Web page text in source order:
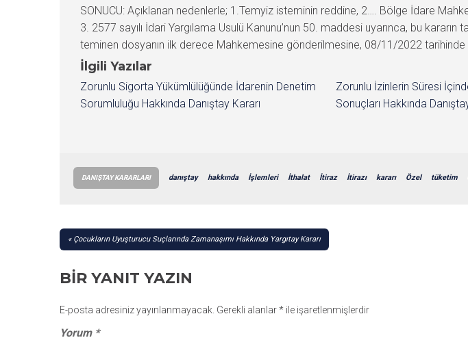
SONUCU: Açıklanan nedenlerle; 1.Temyiz isteminin reddine, 2…. Bölge İdare
3. 2577 sayılı İdari Yargılama Usulü Kanunu’nun 50. maddesi uyarınca, bu
teminen dosyanın ilk derece Mahkemesine gönderilmesine, 08/11/2022
İlgili Yazılar
Zorunlu Sigorta Yükümlülüğünde İdarenin Denetim
Sorumluluğu Hakkında Danıştay Kararı
Zorunlu İzinlerin Süresi
Sonuçları Hakkında
DANIŞTAY KARARLARI danıştay hakkında İşlemleri İthalat İtiraz İtirazı kararı Özel tüketim
YAZI
Çocukların Uyuşturucu Suçlarında Zamanaşımı Hakkında Yargıtay Kararı
BIR YANIT YAZIN
E-posta adresiniz yayınlanmayacak. Gerekli alanlar* ile işaretlenmişlerdir
Yorum *